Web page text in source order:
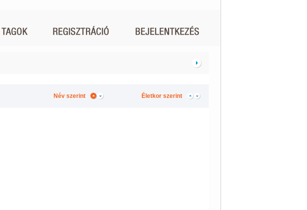
Név szerint Életkor szerint